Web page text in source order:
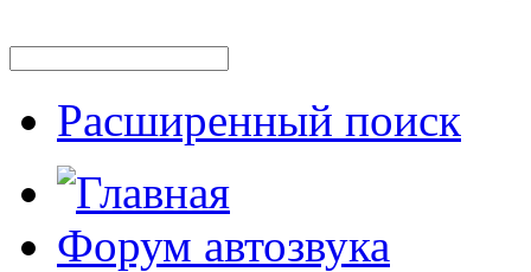
Расширенный поиск
Форум автозвука